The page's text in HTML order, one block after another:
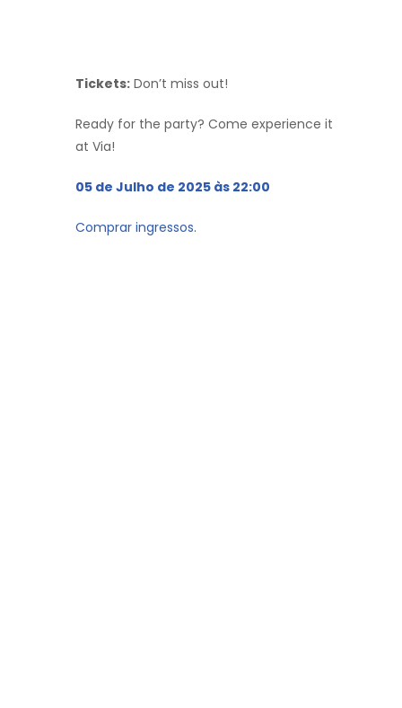
Tickets: Don’t miss out!
Ready for the party? Come experience it
at Via!
05 de Julho de 2025 às 22:00
Comprar ingressos.